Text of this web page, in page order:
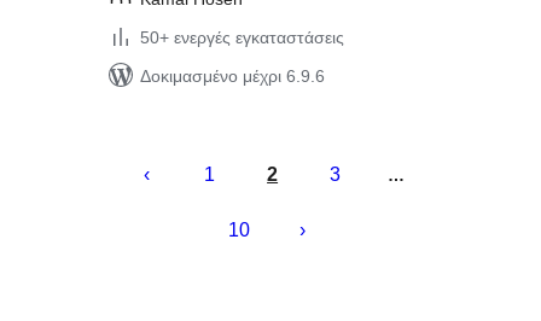
50+ ενεργές εγκαταστάσεις
Δοκιμασμένο μέχρι 6.9.6
άρθρων
1 2 3 …
10